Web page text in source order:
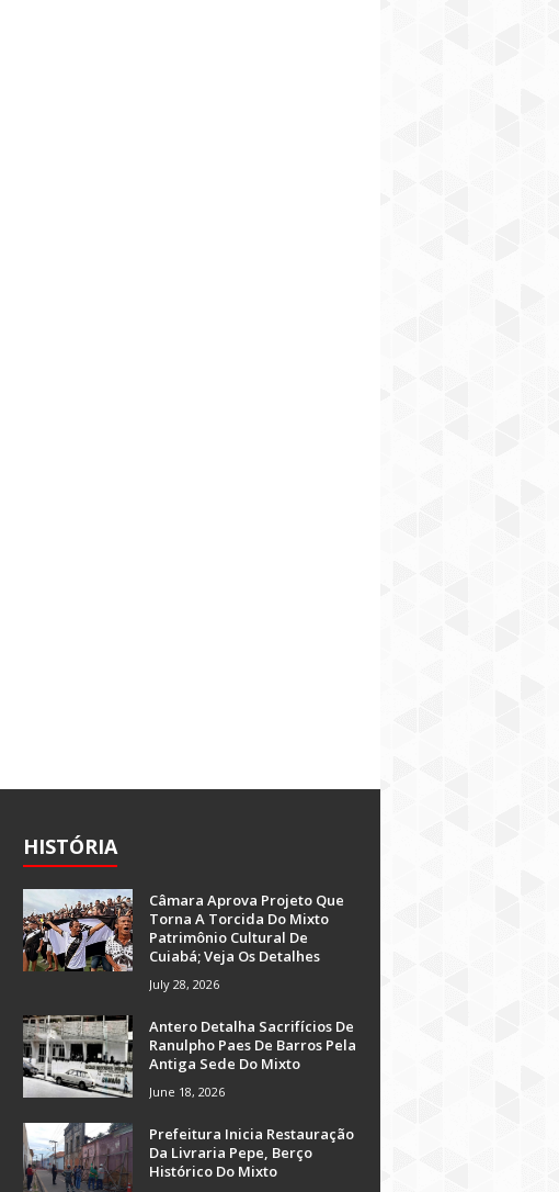
HISTÓRIA
Câmara Aprova Projeto Que
Torna A Torcida Do Mixto
Patrimônio Cultural De
Cuiabá; Veja Os Detalhes
July 28, 2026
Antero Detalha Sacrifícios De
Ranulpho Paes De Barros Pela
Antiga Sede Do Mixto
June 18, 2026
Prefeitura Inicia Restauração
Da Livraria Pepe, Berço
Histórico Do Mixto